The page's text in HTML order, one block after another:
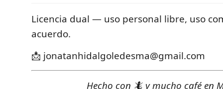
Licencia dual — uso personal libre, uso
acuerdo.
📩 jonatanhidalgoledesma@gmail.com
Hecho con 🦎 y mucho café en